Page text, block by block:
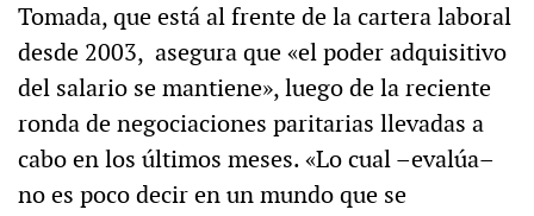
Tomada, que está al frente de la cartera laboral
desde 2003, asegura que «el poder adquisitivo
del salario se mantiene», luego de la reciente
ronda de negociaciones paritarias llevadas a
cabo en los últimos meses. «Lo cual –evalúa–
no es poco decir en un mundo que se